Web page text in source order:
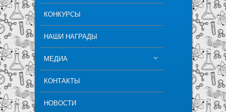
КОНКУРСЫ
НАШИ НАГРАДЫ
МЕДИА
КОНТАКТЫ
НОВОСТИ